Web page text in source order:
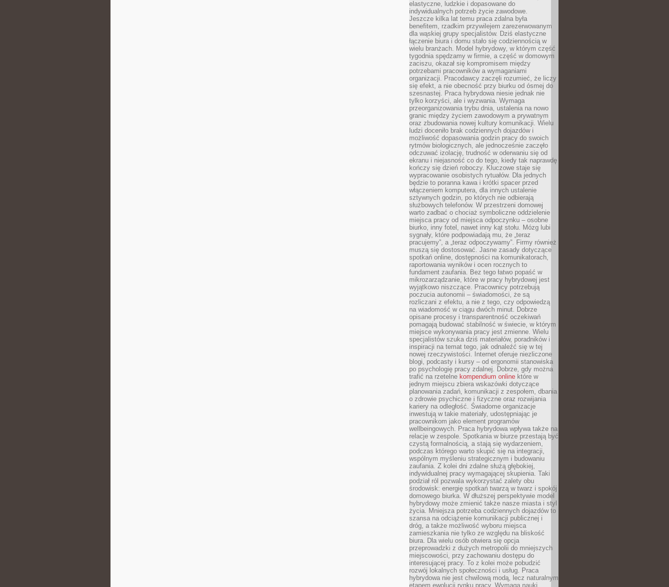
elastyczne, ludzkie i dopasowane do
indywidualnych potrzeb życie zawodowe.
Jeszcze kilka lat temu praca zdalna była
benefitem, rzadkim przywilejem zarezerwowanym
dla wąskiej grupy specjalistów. Dziś elastyczne
łączenie biura i domu stało się codziennością w
wielu branżach. Model hybrydowy, w którym część
tygodnia spędzamy w firmie, a część w domowym
zaciszu, okazał się kompromisem między
potrzebami pracowników a wymaganiami
organizacji. Pracodawcy zaczęli rozumieć, że liczy
się efekt, a nie obecność przy biurku od ósmej do
szesnastej. Praca hybrydowa niesie jednak nie
tylko korzyści, ale i wyzwania. Wymaga
przeorganizowania trybu dnia, ustalenia na nowo
granic między życiem zawodowym a prywatnym
oraz zbudowania nowej kultury komunikacji. Wielu
ludzi doceniło brak codziennych dojazdów i
możliwość dopasowania godzin pracy do swoich
rytmów biologicznych, ale jednocześnie zaczęło
odczuwać izolację, trudność w oderwaniu się od
ekranu i niejasność co do tego, kiedy tak naprawdę
kończy się dzień roboczy. Kluczowe staje się
wypracowanie osobistych rytuałów. Dla jednych
będzie to poranna kawa i krótki spacer przed
włączeniem komputera, dla innych ustalenie
sztywnych godzin, po których nie odbierają
służbowych telefonów. W przestrzeni domowej
warto zadbać o chociaż symboliczne oddzielenie
miejsca pracy od miejsca odpoczynku – osobne
biurko, inny fotel, nawet inny kąt stołu. Mózg lubi
sygnały, które podpowiadają mu, że „teraz
pracujemy”, a „teraz odpoczywamy”. Firmy również
muszą się dostosować. Jasne zasady dotyczące
spotkań online, dostępności na komunikatorach,
raportowania wyników i ocen rocznych to
fundament zaufania. Bez tego łatwo popaść w
mikrozarządzanie, które w pracy hybrydowej jest
wyjątkowo niszczące. Pracownicy potrzebują
poczucia autonomii – świadomości, że są
rozliczani z efektu, a nie z tego, czy odpowiedzą
na wiadomość w ciągu dwóch minut. Dobrze
opisane procesy i transparentność oczekiwań
pomagają budować stabilność w świecie, w którym
miejsce wykonywania pracy jest zmienne. Wielu
specjalistów szuka dziś materiałów, poradników i
inspiracji na temat tego, jak odnaleźć się w tej
nowej rzeczywistości. Internet oferuje niezliczone
blogi, podcasty i kursy – od ergonomii stanowiska
po psychologię pracy zdalnej. Dobrze, gdy można
trafić na rzetelne kompendium online które w
jednym miejscu zbiera wskazówki dotyczące
planowania zadań, komunikacji z zespołem, dbania
o zdrowie psychiczne i fizyczne oraz rozwijania
kariery na odległość. Świadome organizacje
inwestują w takie materiały, udostępniając je
pracownikom jako element programów
wellbeingowych. Praca hybrydowa wpływa także na
relacje w zespole. Spotkania w biurze przestają być
czystą formalnością, a stają się wydarzeniem,
podczas którego warto skupić się na integracji,
wspólnym myśleniu strategicznym i budowaniu
zaufania. Z kolei dni zdalne służą głębokiej,
indywidualnej pracy wymagającej skupienia. Taki
podział ról pozwala wykorzystać zalety obu
środowisk: energię spotkań twarzą w twarz i spokój
domowego biurka. W dłuższej perspektywie model
hybrydowy może zmienić także nasze miasta i styl
życia. Mniejsza potrzeba codziennych dojazdów to
szansa na odciążenie komunikacji publicznej i
dróg, a także możliwość wyboru miejsca
zamieszkania nie tylko ze względu na bliskość
biura. Dla wielu osób otwiera się opcja
przeprowadzki z dużych metropolii do mniejszych
miejscowości, przy zachowaniu dostępu do
interesującej pracy. To z kolei może pobudzić
rozwój lokalnych społeczności i usług. Praca
hybrydowa nie jest chwilową modą, lecz naturalnym
etapem ewolucji rynku pracy. Wymaga nauki